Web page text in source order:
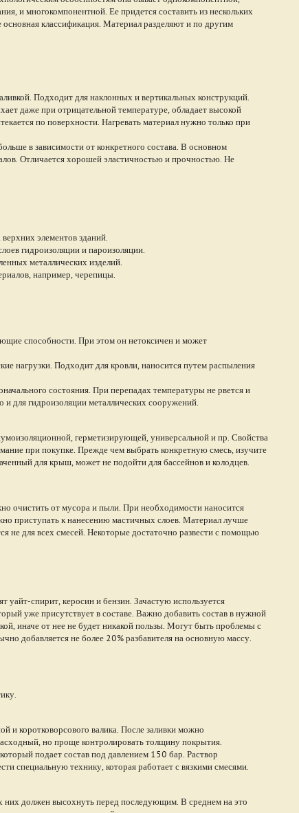
и многокомпонентной. Ее придется составить из нескольких
классификация. Материал разделяют и по другим
Подходит для наклонных и вертикальных конструкций.
даже при отрицательной температуре, обладает высокой
по поверхности. Нагревать материал нужно только при
в зависимости от конкретного состава. В основном
Отличается хорошей эластичностью и прочностью. Не
элементов зданий.
гидроизоляции и пароизоляции.
металлических изделий.
например, черепицы.
способности. При этом он нетоксичен и может
нагрузки. Подходит для кровли, наносится путем распыления
состояния. При перепадах температуры не рвется и
и для гидроизоляции металлических сооружений.
герметизирующей, универсальной и пр. Свойства
при покупке. Прежде чем выбрать конкретную смесь, изучите
для крыш, может не подойти для бассейнов и колодцев.
очистить от мусора и пыли. При необходимости наносится
приступать к нанесению мастичных слоев. Материал лучше
не для всех смесей. Некоторые достаточно развести с помощью
уайт-спирит, керосин и бензин. Зачастую используется
уже присутствует в составе. Важно добавить состав в нужной
иначе от нее не будет никакой пользы. Могут быть проблемы с
добавляется не более 20% разбавителя на основную массу.
и коротковорсового валика. После заливки можно
но проще контролировать толщину покрытия.
подает состав под давлением 150 бар. Раствор
специальную технику, которая работает с вязкими смесями.
них должен высохнуть перед последующим. В среднем на это